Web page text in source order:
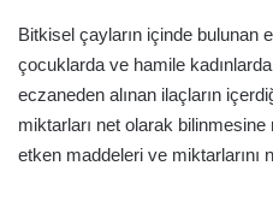
Bitkisel çayların içinde bulunan
çocuklarda ve hamile
eczaneden alınan ilaçların
miktarları net olarak
etken maddeleri ve miktarlarını